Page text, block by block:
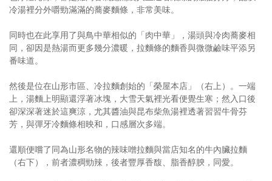
冷湯裡分外嚼勁滿滿的蕎麥麵條，非常美味。
同時也在此享用了與鳥中華相似的「肉中華」，湯頭與冷肉蕎麥相
同，卻因是熱湯而更多幾分濃暖，拉麵條的麵香與微微鹼味平添另
番味道。
然後是位在山形市區、冷拉麵創始的「榮屋本店」（右上）。一端
上，湯麵上明顯還浮著冰塊，大雪天氣裡光看便覺生寒；然入口後
卻深深著迷於這爽涼，尤其醬油與昆布柴魚湯裡透著習習牛骨芬
芳，與彈牙冷麵條相映和，口感層次多端。
還順便嚐了同為山形名物的辣味噌拉麵與當店知名的牛內臟拉麵
（右下），前者濃稠勁辣，後者豐厚香馥、脂香醇腴，同愛。